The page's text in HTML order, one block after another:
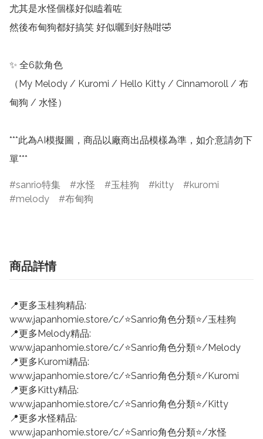
尤其是水怪個樣好似瞌着咗
然後布甸狗都好搞笑 好似曬到好熱咁🤣
✨ 全6款角色
（My Melody / Kuromi / Hello Kitty / Cinnamoroll / 布
甸狗 / 水怪）
***此為AI模擬圖，商品以廠商出品模樣為準，如介意請勿下
單***
sanrio特集 水怪 玉桂狗 kitty
kuromi
melody
布甸狗
商品詳情
📍更多玉桂狗精品:
www.japanhomie.store/c/⭐Sanrio角色分類⭐/玉桂狗
📍更多Melody精品:
www.japanhomie.store/c/⭐Sanrio角色分類⭐/Melody
📍更多Kuromi精品:
www.japanhomie.store/c/⭐Sanrio角色分類⭐/Kuromi
📍更多Kitty精品:
www.japanhomie.store/c/⭐Sanrio角色分類⭐/Kitty
📍更多水怪精品:
www.japanhomie.store/c/⭐Sanrio角色分類⭐/水怪